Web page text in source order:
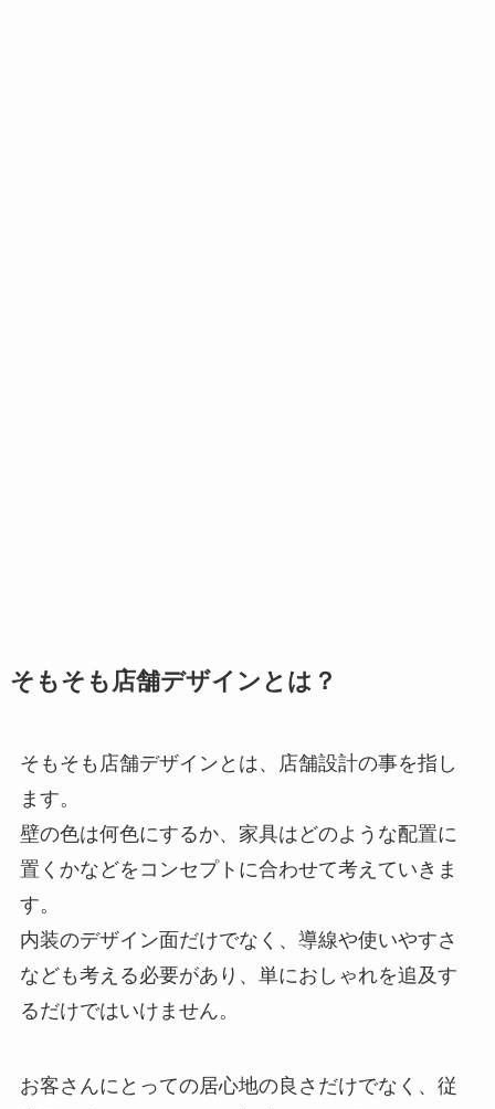
そもそも店舗デザインとは？
そもそも店舗デザインとは、 店舗設計の事を指し
ます。
壁の色は何色にするか、家具はどのような配置に
置くかなどをコンセプトに合わせて考えていきま
す。
内装のデザイン面だけでなく、導線や使いやすさ
なども考える必要があり、単におしゃれを追及す
るだけではいけません。
お客さんにとっての居心地の良さだけでなく、従